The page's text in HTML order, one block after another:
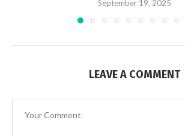
September 19, 2025
LEAVE A COMMENT